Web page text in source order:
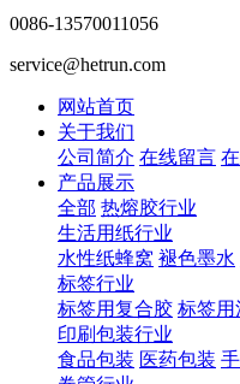
0086-13570011056
service@hetrun.com
网站首页
关于我们
公司简介 在线留言
产品展示
全部 热熔胶行业
生活用纸行业
水性纸蜂窝 褪色墨水
标签行业
标签用复合胶 标签用
印刷包装行业
食品包装 医药包装